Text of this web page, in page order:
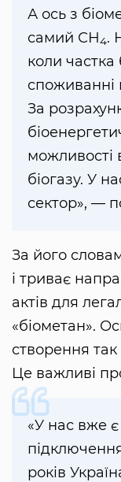
А ось з
самий СН4.
коли частка
споживанні
За
можливості
біогазу. У
сектор», —
За його
і триває
актів для
«біометан».
створення
Це важливі
«У нас вже є
років